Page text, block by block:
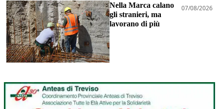
Nella Marca calano
gli stranieri, ma
lavorano di più
07/08/2026